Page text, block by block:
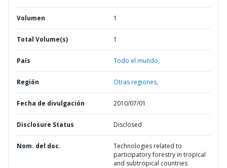
Volumen 1
Total Volume(s) 1
País Todo el mundo,
Región Otras regiones,
Fecha de divulgación 2010/07/01
Disclosure Status Disclosed
Nom. del doc.
Technologies related to
participatory forestry in tropical
and subtropical countries